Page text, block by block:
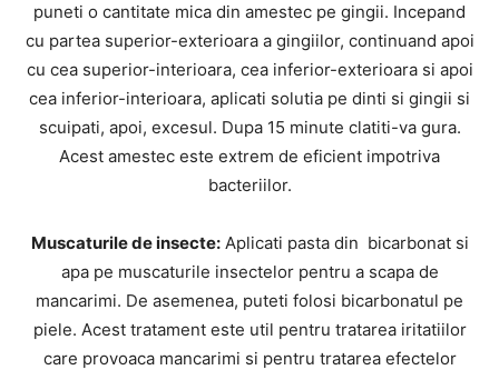
puneti o cantitate mica din amestec pe gingii. Incepand
cu partea superior-exterioara a gingiilor, continuand apoi
cu cea superior-interioara, cea inferior-exterioara si apoi
cea inferior-interioara, aplicati solutia pe dinti si gingii si
scuipati, apoi, excesul. Dupa 15 minute clatiti-va gura.
Acest amestec este extrem de eficient impotriva
bacteriilor.
Muscaturile de insecte:Aplicati pasta din bicarbonat si
apa pe muscaturile insectelor pentru a scapa de
mancarimi. De asemenea, puteti folosi bicarbonatul pe
piele. Acest tratament este util pentru tratarea iritatiilor
care provoaca mancarimi si pentru tratarea efectelor